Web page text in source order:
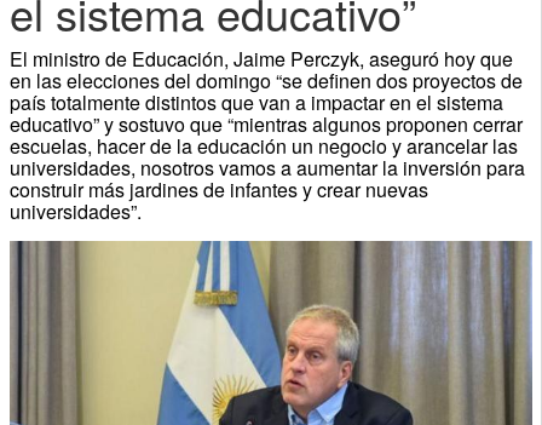
El ministro de Educación, Jaime Perczyk, aseguró hoy que
en las elecciones del domingo “se definen dos proyectos de
país totalmente distintos que van a impactar en el sistema
educativo” y sostuvo que “mientras algunos proponen cerrar
escuelas, hacer de la educación un negocio y arancelar las
universidades, nosotros vamos a aumentar la inversión para
construir más jardines de infantes y crear nuevas
universidades”.